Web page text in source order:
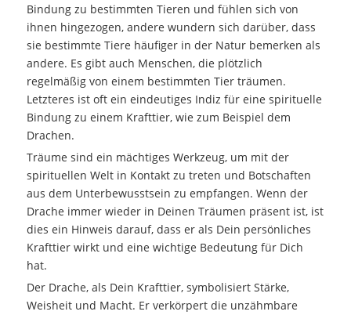
Bindung zu bestimmten Tieren und fühlen sich von
ihnen hingezogen, andere wundern sich darüber, dass
sie bestimmte Tiere häufiger in der Natur bemerken als
andere. Es gibt auch Menschen, die plötzlich
regelmäßig von einem bestimmten Tier träumen.
Letzteres ist oft ein eindeutiges Indiz für eine spirituelle
Bindung zu einem Krafttier, wie zum Beispiel dem
Drachen.
Träume sind ein mächtiges Werkzeug, um mit der
spirituellen Welt in Kontakt zu treten und Botschaften
aus dem Unterbewusstsein zu empfangen. Wenn der
Drache immer wieder in Deinen Träumen präsent ist, ist
dies ein Hinweis darauf, dass er als Dein persönliches
Krafttier wirkt und eine wichtige Bedeutung für Dich
hat.
Der Drache, als Dein Krafttier, symbolisiert Stärke,
Weisheit und Macht. Er verkörpert die unzähmbare